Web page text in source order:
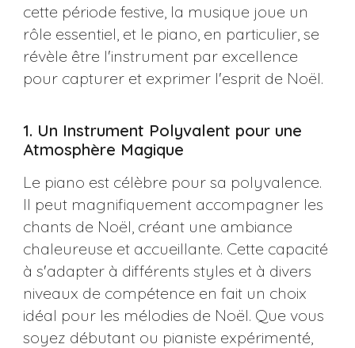
cette période festive, la musique joue un
rôle essentiel, et le piano, en particulier, se
révèle être l'instrument par excellence
pour capturer et exprimer l'esprit de Noël.
1. Un Instrument Polyvalent pour une
Atmosphère Magique
Le piano est célèbre pour sa polyvalence.
Il peut magnifiquement accompagner les
chants de Noël, créant une ambiance
chaleureuse et accueillante. Cette capacité
à s'adapter à différents styles et à divers
niveaux de compétence en fait un choix
idéal pour les mélodies de Noël. Que vous
soyez débutant ou pianiste expérimenté,